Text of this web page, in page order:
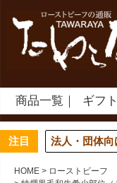
商品一覧 ギフ
注目 法人・団体向
HOME
ローストビーフ